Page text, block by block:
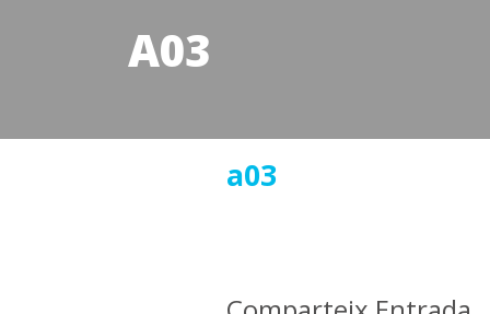
A03
a03